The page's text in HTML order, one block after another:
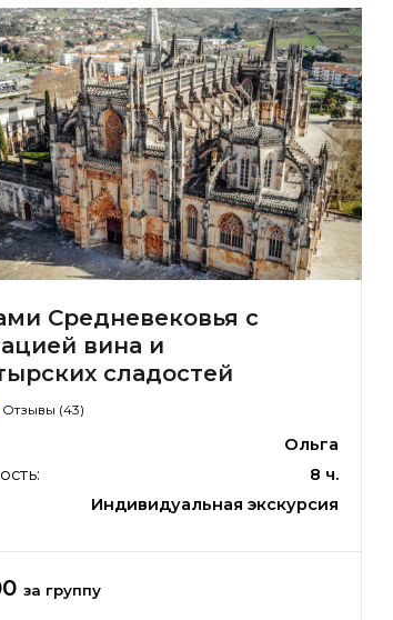
Средневековья с
вина и
сладостей
Отзывы (43)
Ольга
8 ч.
Индивидуальная экскурсия
за группу